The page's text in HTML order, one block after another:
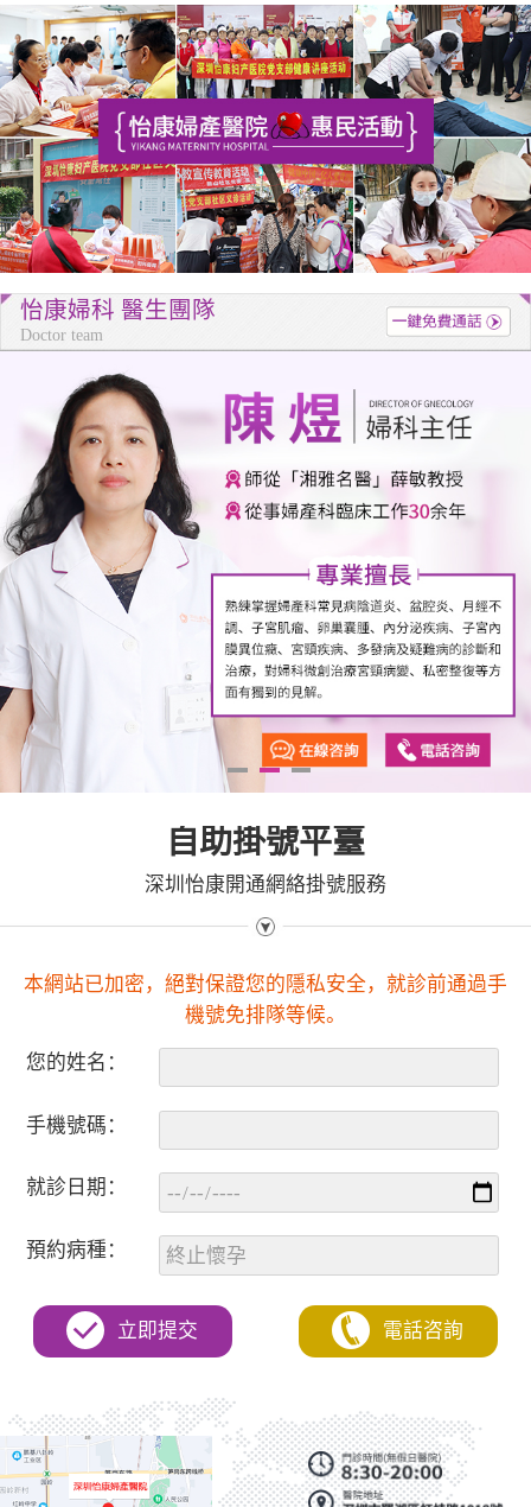
怡康婦科 醫生團隊
Doctor team
1 2
自助掛號平臺
深圳怡康開通網絡掛號服務
本網站已加密，絕對保證您的隱私安全，就診前通過手
機號免排隊等候。
您的姓名：
手機號碼：
就診日期：
預約病種：
立即提交 電話咨詢